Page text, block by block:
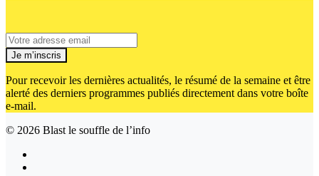
Je m’inscris
Pour recevoir les dernières actualités, le résumé de la semaine et être
alerté des derniers programmes publiés directement dans votre boîte
e-mail.
© 2026 Blast le souffle de l’info